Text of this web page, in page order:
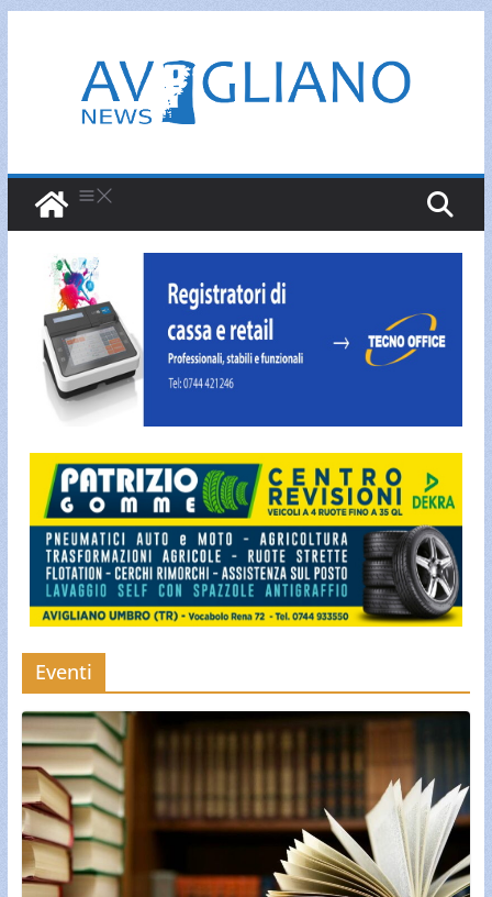
contenuto
Eventi